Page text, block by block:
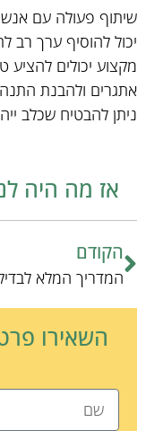
שיתוף פעולה עם
יכול להוסיף ערך רב
מקצוע יכולים להציע
אתגרים ולהבנת
ניתן להבטיח שכלב
אז מה היה
הקודם
השאירו